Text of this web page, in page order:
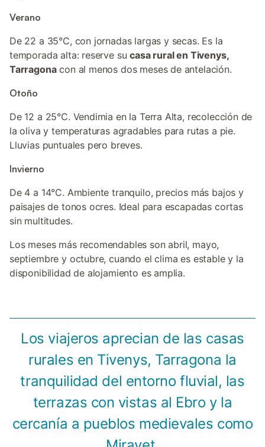
Verano
De 22 a 35°C, con jornadas largas y secas. Es la
temporada alta: reserve sucasa rural en Tivenys,
Tarragonacon al menos dos meses de antelación.
Otoño
De 12 a 25°C. Vendimia en la Terra Alta, recolección de
la oliva y temperaturas agradables para rutas a pie.
Lluvias puntuales pero breves.
Invierno
De 4 a 14°C. Ambiente tranquilo, precios más bajos y
paisajes de tonos ocres. Ideal para escapadas cortas
sin multitudes.
Los meses más recomendables son abril, mayo,
septiembre y octubre, cuando el clima es estable y la
disponibilidad de alojamiento es amplia.
Los viajeros aprecian de las casas
rurales en Tivenys, Tarragona la
tranquilidad del entorno fluvial, las
terrazas con vistas al Ebro y la
cercanía a pueblos medievales como